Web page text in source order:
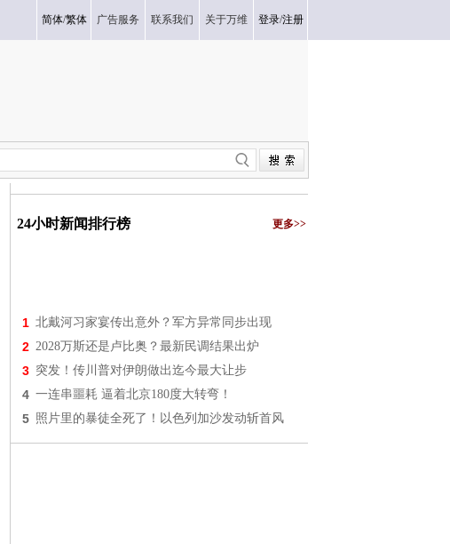
简体/繁体 广告服务 联系我们 关于万维 登录/注册
24小时新闻排行榜 更多>>
1 北戴河习家宴传出意外？军方异常同步出现
2 2028万斯还是卢比奥？最新民调结果出炉
3 突发！传川普对伊朗做出迄今最大让步
4 一连串噩耗 逼着北京180度大转弯！
5 照片里的暴徒全死了！以色列加沙发动斩首风